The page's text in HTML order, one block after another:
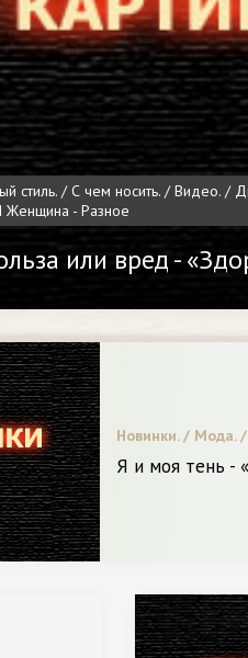
стиль. / С чем носить. / Видео. /
Женщина - Разное
или вред -
Новинки. / Мода.
Пластическая
стилистов. /
Я и моя тень -